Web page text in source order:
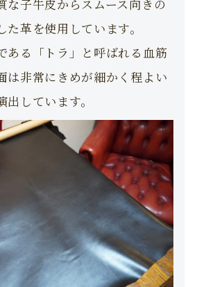
な子牛皮からスムース向きの
革を使用しています。
ある「トラ」と呼ばれる血筋
は非常にきめが細かく程よい
しています。